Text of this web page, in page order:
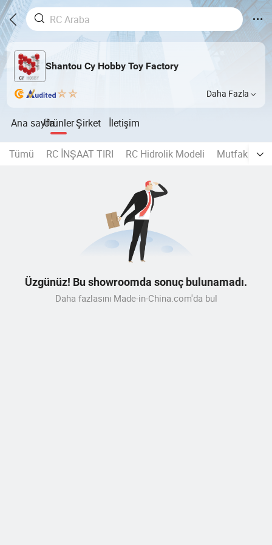
Shantou Cy Hobby Toy Factory
Daha Fazla
Ana sayfaÜrünlerŞirket İletişim
Tümü RC İNŞAAT TIRI RC Hidrolik Modeli Mutfak
Üzgünüz! Bu showroomda sonuç bulunamadı.
Daha fazlasını Made-in-China.com'da bul